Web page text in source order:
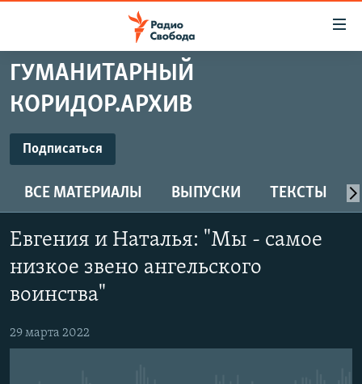
упрощенного
доступа
основному
Вернутся
главной
навигации
ПОДКАСТЫ
АВТОРСКИЕ ПРОЕКТЫ
МНЕНИЯ
КУЛЬТУРА
IDEL.РЕАЛИИ
КАВКАЗ.РЕАЛИИ
СИБИРЬ.РЕАЛИИ
ГУМАНИТАРНЫЙ
КОРИДОР.АРХИВ
ПодписатьсяПОДПИСАТЬСЯ
Spotify
CastBox
ВСЕ МАТЕРИАЛЫ ВЫПУСКИ ТЕКСТЫ
Евгения и Наталья: "Мы - самое
низкое звено ангельского
воинства"
29 марта 2022